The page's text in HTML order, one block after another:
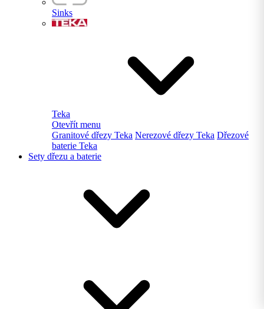
Sinks
Teka
Otevřít menu
Granitové dřezy Teka Nerezové dřezy Teka Dřezové
baterie Teka
Sety dřezu a baterie